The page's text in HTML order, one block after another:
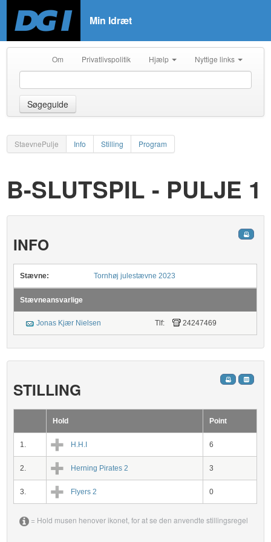
Min Idræt
Om Privatlivspolitik Hjælp Nyttige links
Søgeguide
StaevnePulje Info Stilling Program
B-SLUTSPIL - PULJE 1
INFO
Stævne: Tornhøj julestævne 2023
Stævneansvarlige
Jonas Kjær Nielsen Tlf: 24247469
STILLING
Hold Point
1. H.H.I 6
2. Herning Pirates 2 3
3. Flyers 2 0
= Hold musen henover ikonet, for at se den anvendte stillingsregel